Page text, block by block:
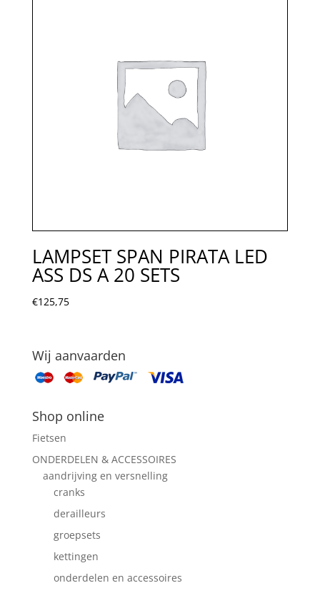
LAMPSET SPAN PIRATA LED
ASS DS A 20 SETS
€125,75
Wij aanvaarden
Shop online
Fietsen
ONDERDELEN & ACCESSOIRES
aandrijving en versnelling
cranks
derailleurs
groepsets
kettingen
onderdelen en accessoires